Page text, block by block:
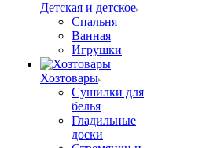
Детская и детское
Спальня
Ванная
Игрушки
Хозтовары
Сушилки для
белья
Гладильные
доски